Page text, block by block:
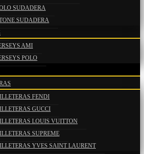
SUDADERA
SUDADERA
AMI
POLO
FENDI
GUCCI
LOUIS VUITTON
SUPREME
YVES SAINT LAURENT